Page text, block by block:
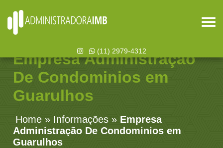
(11) 2979-4312
Empresa Administração
De Condominios em
Guarulhos
Home » Informações » Empresa
Administração De Condominios em
Guarulhos